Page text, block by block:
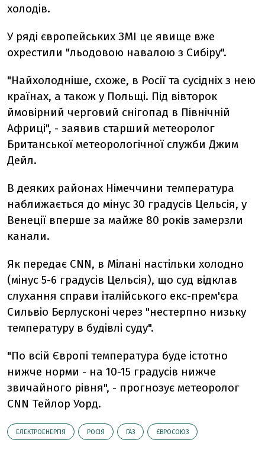
холодів.
У ряді європейських ЗМІ це явище вже
охрестили "льодовою навалою з Сибіру".
"Найхолодніше, схоже, в Росії та сусідніх з нею
країнах, а також у Польщі. Під вівторок
ймовірний черговий снігопад в Північній
Африці", - заявив старший метеоролог
Британської метеорологічної служби Джим
Дейл.
В деяких районах Німеччини температура
наближається до мінус 30 градусів Цельсія, у
Венеції вперше за майже 80 років замерзли
канали.
Як передає CNN, в Мілані настільки холодно
(мінус 5-6 градусів Цельсія), що суд відклав
слухання справи італійського екс-прем'єра
Сильвіо Берлусконі через "нестерпно низьку
температуру в будівлі суду".
"По всій Європі температура буде істотно
нижче норми - на 10-15 градусів нижче
звичайного рівня", - прогнозує метеоролог
CNN Тейлор Уорд.
ЕЛЕКТРОЕНЕРГІЯ РОСІЯ ГАЗ ЄВРОСОЮЗ